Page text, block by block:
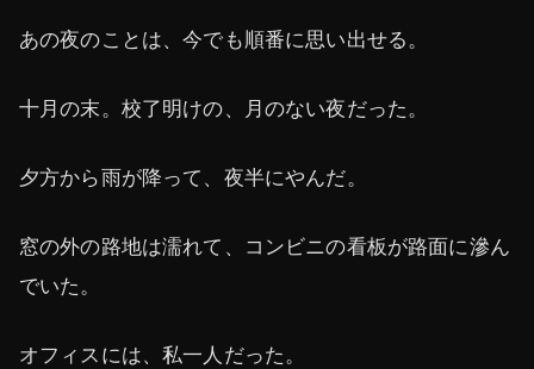
あの夜のことは、今でも順番に思い出せる。
十月の末。校了明けの、月のない夜だった。
夕方から雨が降って、夜半にやんだ。
窓の外の路地は濡れて、コンビニの看板が路面に滲ん
でいた。
オフィスには、私一人だった。